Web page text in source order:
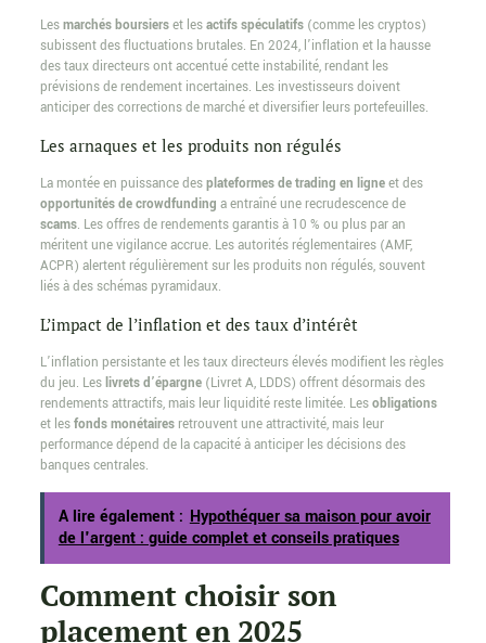
Lesmarchés boursierset lesactifs spéculatifs(comme les cryptos)
subissent des fluctuations brutales. En 2024, l’inflation et la hausse
des taux directeurs ont accentué cette instabilité, rendant les
prévisions de rendement incertaines. Les investisseurs doivent
anticiper des corrections de marché et diversifier leurs portefeuilles.
Les arnaques et les produits non régulés
La montée en puissance desplateformes de trading en ligneet des
opportunités de crowdfunding a entraîné une recrudescence de
scams. Les offres de rendements garantis à 10 % ou plus par an
méritent une vigilance accrue. Les autorités réglementaires (AMF,
ACPR) alertent régulièrement sur les produits non régulés, souvent
liés à des schémas pyramidaux.
L’impact de l’inflation et des taux d’intérêt
L’inflation persistante et les taux directeurs élevés modifient les règles
du jeu. Leslivrets d’épargne(Livret A, LDDS) offrent désormais des
rendements attractifs, mais leur liquidité reste limitée. Lesobligations
et lesfonds monétairesretrouvent une attractivité, mais leur
performance dépend de la capacité à anticiper les décisions des
banques centrales.
A lire également : Hypothéquer sa maison pour avoir
de l'argent : guide complet et conseils pratiques
Comment choisir son
placement en 2025